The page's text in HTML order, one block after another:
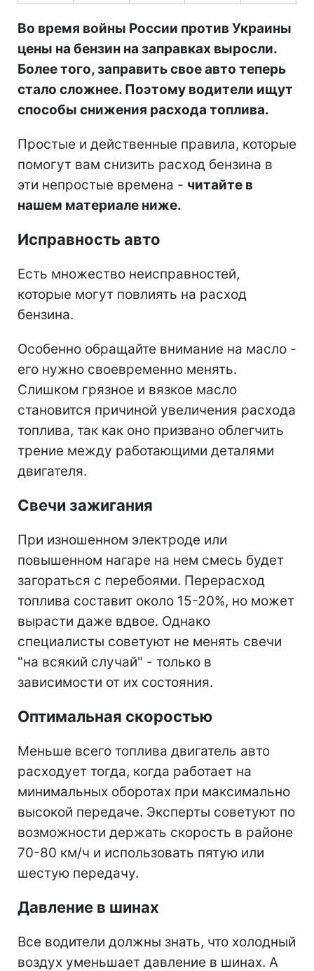
Во время войны России против Украины
цены на бензин на заправках выросли.
Более того, заправить свое авто теперь
стало сложнее. Поэтому водители ищут
способы снижения расхода топлива.
Простые и действенные правила, которые
помогут вам снизить расход бензина в
эти непростые времена - читайте в
нашем материале ниже.
Исправность авто
Есть множество неисправностей,
которые могут повлиять на расход
бензина.
Особенно обращайте внимание на масло -
его нужно своевременно менять.
Слишком грязное и вязкое масло
становится причиной увеличения расхода
топлива, так как оно призвано облегчить
трение между работающими деталями
двигателя.
Свечи зажигания
При изношенном электроде или
повышенном нагаре на нем смесь будет
загораться с перебоями. Перерасход
топлива составит около 15-20%, но может
вырасти даже вдвое. Однако
специалисты советуют не менять свечи
"на всякий случай" - только в
зависимости от их состояния.
Оптимальная скоростью
Меньше всего топлива двигатель авто
расходует тогда, когда работает на
минимальных оборотах при максимально
высокой передаче. Эксперты советуют по
возможности держать скорость в районе
70-80 км/ч и использовать пятую или
шестую передачу.
Давление в шинах
Все водители должны знать, что холодный
воздух уменьшает давление в шинах. А